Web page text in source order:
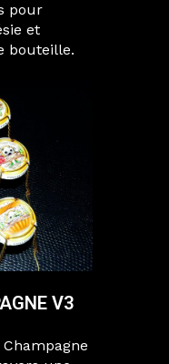
pour
et
bouteille.
V3